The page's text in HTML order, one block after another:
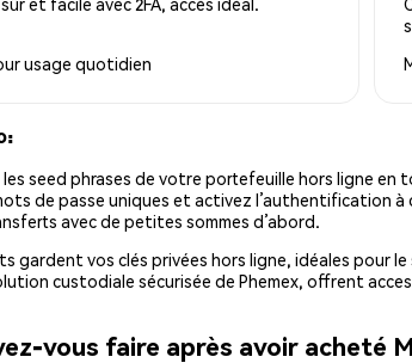
usage quotidien
seed phrases de votre portefeuille hors ligne en
de passe uniques et activez l’authentification à
avec de petites sommes d’abord.
gardent vos clés privées hors ligne, idéales pour
custodiale sécurisée de Phemex, offrent
vous faire après avoir acheté